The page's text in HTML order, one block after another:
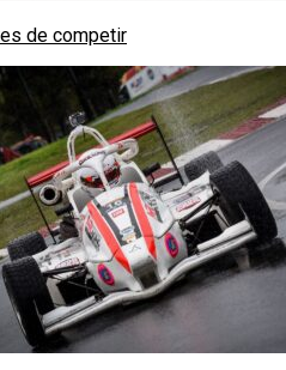
de competir